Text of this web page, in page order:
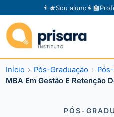
👨‍🎓Sou aluno 👩‍🏫
Início Pós-Graduação
MBA Em Gestão E Retenção
PÓS-